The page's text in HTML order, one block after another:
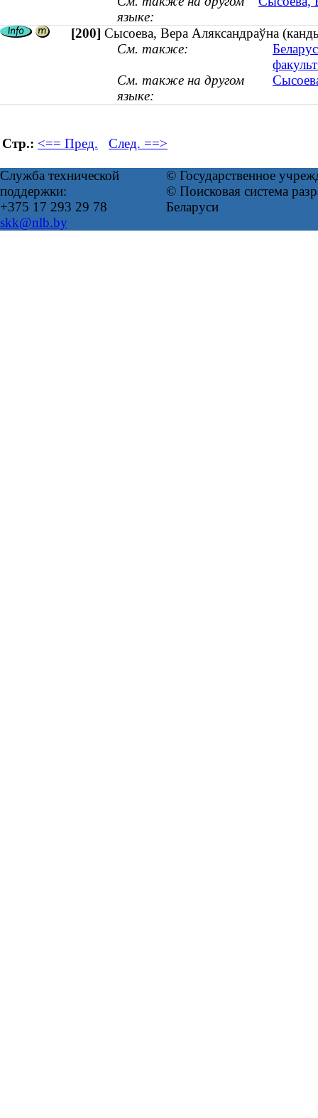
языке:
[200] Сысоева, Вера Аляксандраўна
См. также:
См. также на другом
языке:
Стр.: <== Пред. След. ==>
Служба технической
поддержки:
+375 17 293 29 78
skk@nlb.by
© Государственное
© Поисковая система
Беларуси